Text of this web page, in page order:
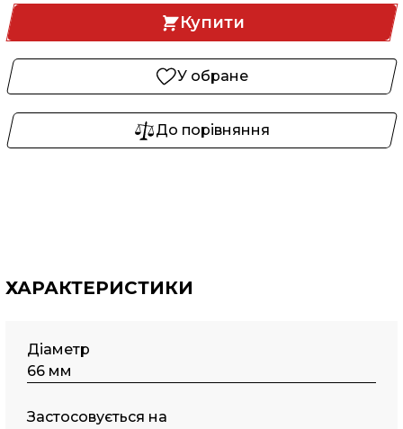
Купити
У обране
До порівняння
ХАРАКТЕРИСТИКИ
Діаметр
66 мм
Застосовується на